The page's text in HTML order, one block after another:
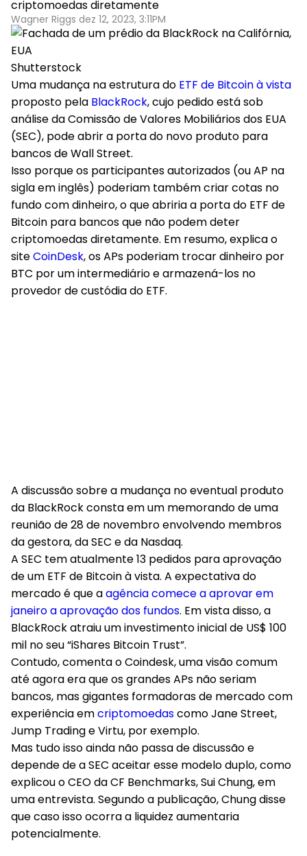
criptomoedas diretamente
Wagner Riggs dez 12, 2023, 3:11PM
Shutterstock
Uma mudança na estrutura do ETF de Bitcoin à vista
proposto pela BlackRock, cujo pedido está sob
análise da Comissão de Valores Mobiliários dos EUA
(SEC), pode abrir a porta do novo produto para
bancos de Wall Street.
Isso porque os participantes autorizados (ou AP na
sigla em inglês) poderiam também criar cotas no
fundo com dinheiro, o que abriria a porta do ETF de
Bitcoin para bancos que não podem deter
criptomoedas diretamente. Em resumo, explica o
siteCoinDesk, os APs poderiam trocar dinheiro por
BTC por um intermediário e armazená-los no
provedor de custódia do ETF.
A discussão sobre a mudança no eventual produto
da BlackRock consta em um memorando de uma
reunião de 28 de novembro envolvendo membros
da gestora, da SEC e da Nasdaq.
A SEC tem atualmente 13 pedidos para aprovação
de um ETF de Bitcoin à vista. A expectativa do
mercado é que aagência comece a aprovar em
janeiro a aprovação dos fundos. Em vista disso, a
BlackRock atraiu um investimento inicial de US$ 100
mil no seu “iShares Bitcoin Trust”.
Contudo, comenta o Coindesk, uma visão comum
até agora era que os grandes APs não seriam
bancos, mas gigantes formadoras de mercado com
experiência emcriptomoedascomo Jane Street,
Jump Trading e Virtu, por exemplo.
Mas tudo isso ainda não passa de discussão e
depende de a SEC aceitar esse modelo duplo, como
explicou o CEO da CF Benchmarks, Sui Chung, em
uma entrevista. Segundo a publicação, Chung disse
que caso isso ocorra a liquidez aumentaria
potencialmente.